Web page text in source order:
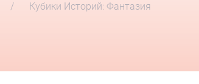
Кубики Историй: Фантазия